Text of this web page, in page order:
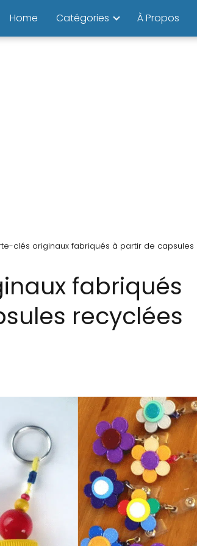
Home Catégories À Propos
clés originaux fabriqués à partir de capsules
fabriqués
recyclées